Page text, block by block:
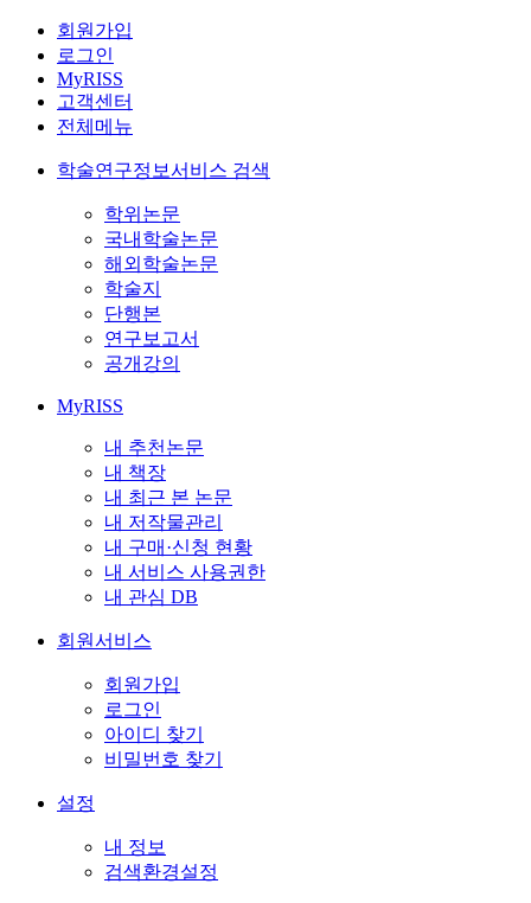
회원가입
로그인
MyRISS
고객센터
전체메뉴
학술연구정보서비스 검색
학위논문
국내학술논문
해외학술논문
학술지
단행본
연구보고서
공개강의
MyRISS
내 추천논문
내 책장
내 최근 본 논문
내 저작물관리
내 구매·신청 현황
내 서비스 사용권한
내 관심 DB
회원서비스
회원가입
로그인
아이디 찾기
비밀번호 찾기
설정
내 정보
검색환경설정